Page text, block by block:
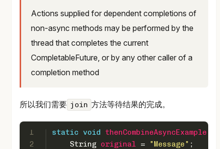
Actions supplied for dependent completions of
non-async methods may be performed by the
thread that completes the current
CompletableFuture, or by any other caller of a
completion method
所以我们需要 join 方法等待结果的完成。
1
2
static void thenCombineAsyncExample
String original = "Message" ;